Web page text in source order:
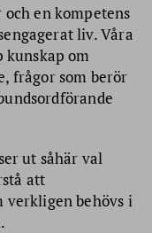
en kompetens
liv. Våra
om
frågor som berör
ut såhär val
att
verkligen behövs i